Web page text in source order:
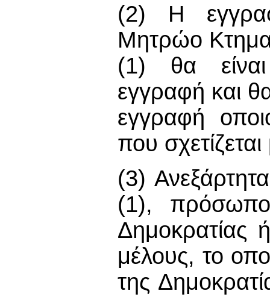
(2) Η
Μητρώο
(1) θα είναι
εγγραφή και
εγγραφή
που
(3)
(1), πρόσωπο
Δημοκρατίας
μέλους, το
της